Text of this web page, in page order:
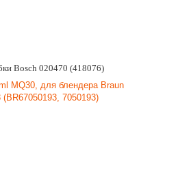
Bosch 020470 (418076)